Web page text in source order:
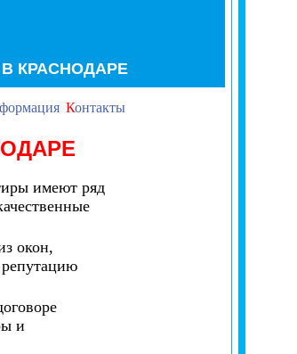
КРАСНОДАРЕ
Контакты
имеют ряд
окон,
и